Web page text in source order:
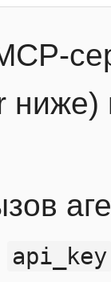
ниже)
api_key